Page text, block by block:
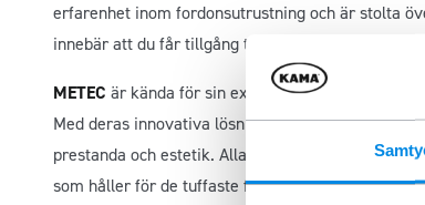
erfarenhet inom fordonsutrustning och är stolta
innebär att du får tillgång till produkter från en av
METEC är kända för sin expertis inom design
Med deras innovativa lösningar kan du lita på
prestanda och estetik. Alla METEC-produkter
som håller för de tuffaste förhållanden.